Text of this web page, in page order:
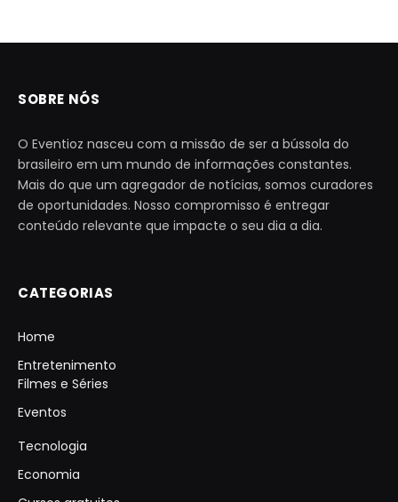
SOBRE NÓS
O Eventioz nasceu com a missão de ser a bússola do
brasileiro em um mundo de informações constantes.
Mais do que um agregador de notícias, somos curadores
de oportunidades. Nosso compromisso é entregar
conteúdo relevante que impacte o seu dia a dia.
CATEGORIAS
Home
Entretenimento
Filmes e Séries
Eventos
Tecnologia
Economia